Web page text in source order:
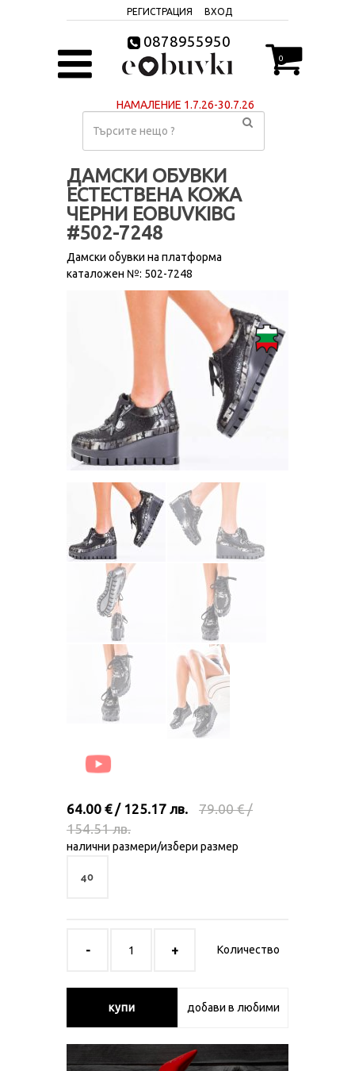
РЕГИСТРАЦИЯ ВХОД
0878955950
0
НАМАЛЕНИЕ 1.7.26-30.7.26
ДАМСКИ ОБУВКИ
ЕСТЕСТВЕНА КОЖА
ЧЕРНИ EOBUVKIBG
#502-7248
Дамски обувки на платформа
каталожен №: 502-7248
64.00 € / 125.17 лв.
79.00 € /
154.51 лв.
налични размери/избери размер
40
Количество
купи добави в любими